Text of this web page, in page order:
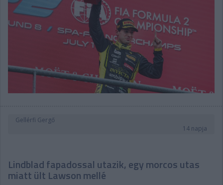
Gellérfi Gergő
14 napja
Lindblad fapadossal utazik, egy morcos utas
miatt ült Lawson mellé